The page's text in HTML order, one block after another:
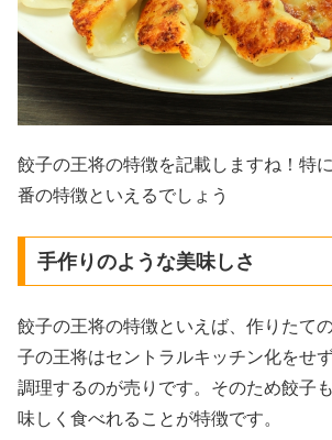
餃子の王将の特徴を記載しますね！特
番の特徴といえるでしょう
手作りのような美味しさ
餃子の王将の特徴といえば、作りたて
子の王将はセントラルキッチン化をせ
調理するのが売りです。そのため餃子
味しく食べれることが特徴です。